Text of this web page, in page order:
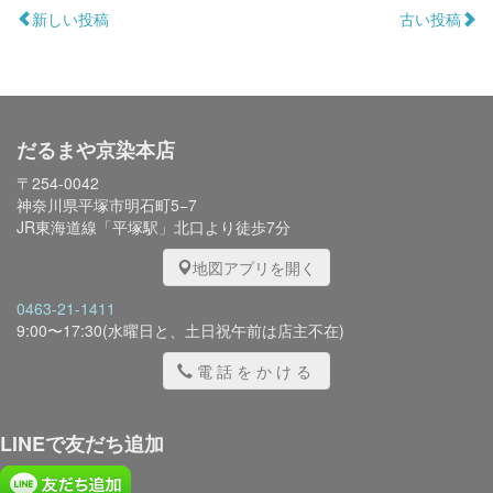
新しい投稿 古い投稿
だるまや京染本店
〒254-0042
神奈川県平塚市明石町5−7
JR東海道線「平塚駅」北口より徒歩7分
地図アプリを開く
0463-21-1411
9:00〜17:30(水曜日と、土日祝午前は店主不在)
電話をかける
LINEで友だち追加